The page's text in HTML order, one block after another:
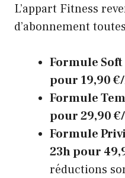
L’appart Fitness
d’abonnement
Formule Soft
pour 19,90
Formule
pour 29,90
Formule
23h pour
réductions